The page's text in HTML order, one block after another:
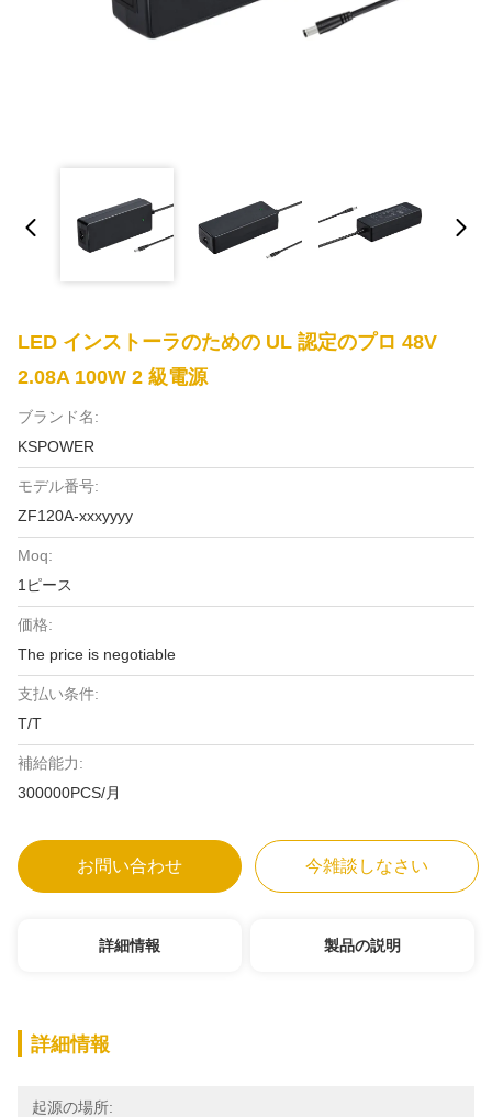
LED インストーラのための UL 認定のプロ 48V
2.08A 100W 2 級電源
ブランド名:
KSPOWER
モデル番号:
ZF120A-xxxyyyy
Moq:
1ピース
価格:
The price is negotiable
支払い条件:
T/T
補給能力:
300000PCS/月
お問い合わせ 今雑談しなさい
詳細情報 製品の説明
詳細情報
起源の場所: